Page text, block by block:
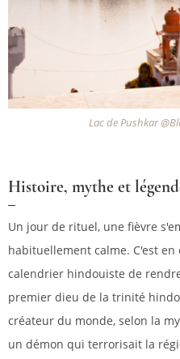
Lac de Pushkar
Histoire, mythe et
Un jour de rituel, une fièvre
habituellement calme. C'est
calendrier hindouiste de
premier dieu de la trinité
créateur du monde, selon la
un démon qui terrorisait la